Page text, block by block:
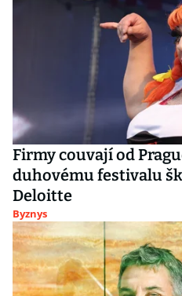
Firmy couvají od
duhovému festivalu
Deloitte
Byznys